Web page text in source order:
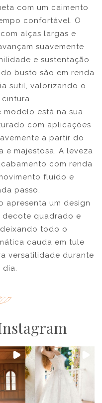
com um caimento
confortável. O
alças largas e
suavemente
e sustentação
busto são em renda
sutil, valorizando o
modelo está na sua
com aplicações
a partir do
e majestosa. A leveza
com renda
fluido e
passo.
apresenta um design
decote quadrado e
todo o
cauda em tule
versatilidade durante
dia.